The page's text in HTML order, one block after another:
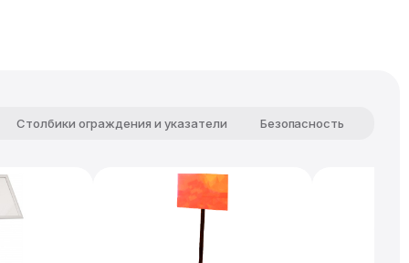
Столбики ограждения и указатели Безопасность